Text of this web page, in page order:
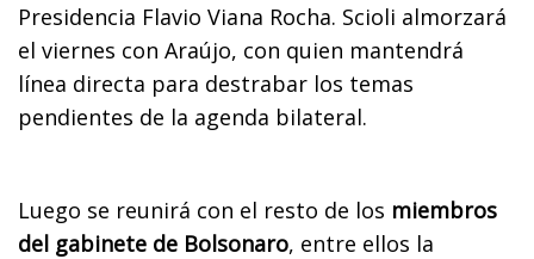
Presidencia Flavio Viana Rocha. Scioli almorzará
el viernes con Araújo, con quien mantendrá
línea directa para destrabar los temas
pendientes de la agenda bilateral.
Luego se reunirá con el resto de los miembros
del gabinete de Bolsonaro, entre ellos la